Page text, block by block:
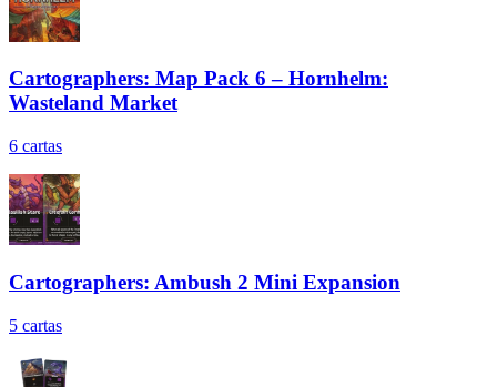
Cartographers: Map Pack 6 – Hornhelm:
Wasteland Market
6 cartas
Cartographers: Ambush 2 Mini Expansion
5 cartas